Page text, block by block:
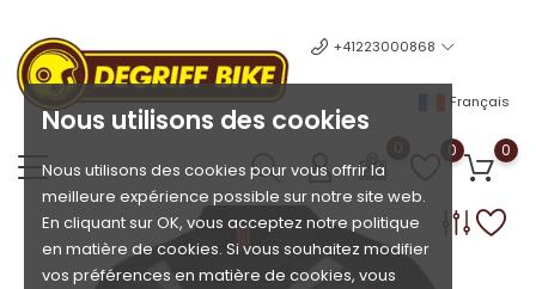
Nous utilisons des cookies
Nous utilisons des cookies pour vous offrir la
meilleure expérience possible sur notre site web.
En cliquant sur OK, vous acceptez notre politique
en matière de cookies. Si vous souhaitez modifier
vos préférences en matière de cookies, vous
+41223000868
Français
0 0